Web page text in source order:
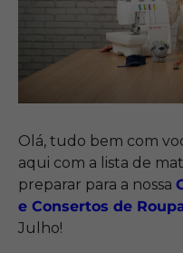
Olá, tudo bem com
aqui com a lista de
preparar para a nossa
e Consertos de
Julho!